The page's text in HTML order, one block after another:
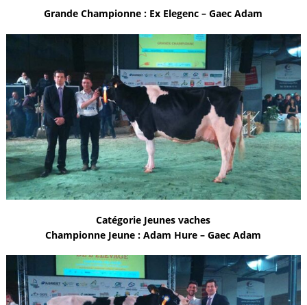
Grande Championne : Ex Elegenc – Gaec Adam
Catégorie Jeunes vaches
Championne Jeune : Adam Hure – Gaec Adam